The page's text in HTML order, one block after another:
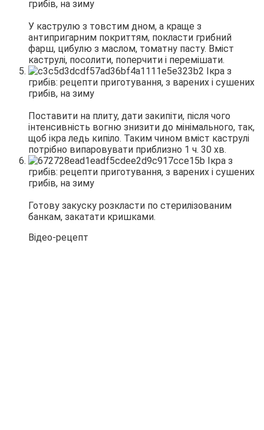
У каструлю з товстим дном, а краще з
антипригарним покриттям, покласти грибний
фарш, цибулю з маслом, томатну пасту. Вміст
каструлі, посолити, поперчити і перемішати.
Поставити на плиту, дати закипіти, після чого
інтенсивність вогню знизити до мінімального, так,
щоб ікра ледь кипіло. Таким чином вміст каструлі
потрібно випаровувати приблизно 1 ч. 30 хв.
Готову закуску розкласти по стерилізованим
банкам, закатати кришками.
Відео-рецепт